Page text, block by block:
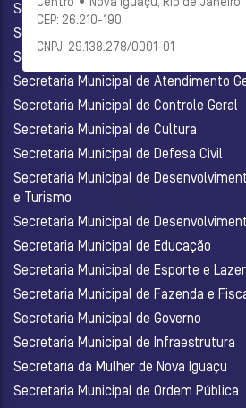
Centro • Nova Iguaçu, Rio de Janeiro
CEP: 26.210-190
CNPJ: 29.138.278/0001-01
Secretaria Municipal de Administração
Secretaria Municipal de Agricultura e
Secretaria Municipal de Assistência
Secretaria Municipal de Atendimento
Secretaria Municipal de Controle Geral
Secretaria Municipal de Cultura
Secretaria Municipal de Defesa Civil
Secretaria Municipal de
e Turismo
Secretaria Municipal de
Secretaria Municipal de Educação
Secretaria Municipal de Esporte e Lazer
Secretaria Municipal de Fazenda e
Secretaria Municipal de Governo
Secretaria Municipal de Infraestrutura
Secretaria da Mulher de Nova Iguaçu
Secretaria Municipal de Ordem Pública